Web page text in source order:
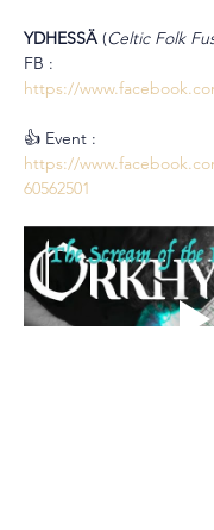
YDHESSÄ (Celtic Folk
FB :
https://
👍 Event :
https://
60562501